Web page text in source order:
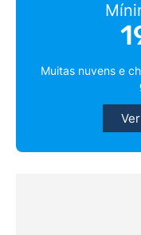
Muitas nuvens e